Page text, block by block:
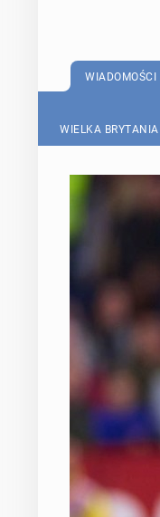
WIADOMOŚCI
WIELKA BRYTANIA